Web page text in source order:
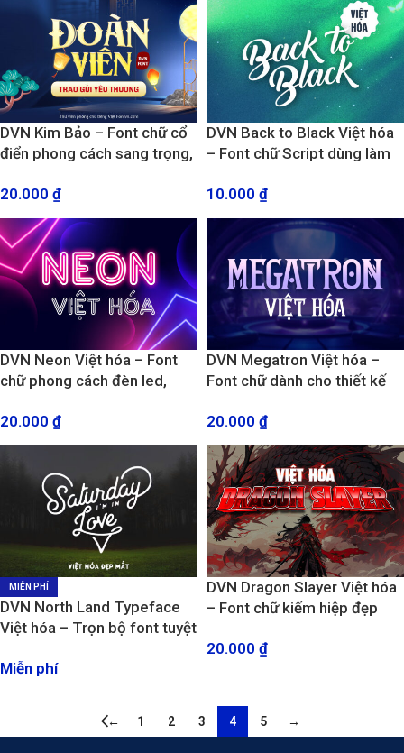
DVN Kim Bảo – Font chữ cổ
điển phong cách sang trọng,
20.000 ₫
DVN Back to Black Việt hóa
– Font chữ Script dùng làm
10.000 ₫
DVN Neon Việt hóa – Font
chữ phong cách đèn led,
20.000 ₫
DVN Megatron Việt hóa –
Font chữ dành cho thiết kế
20.000 ₫
MIỄN PHÍ
DVN North Land Typeface
Việt hóa – Trọn bộ font tuyệt
Logo phong cách xưa củ
Miễn phí
DVN Dragon Slayer Việt hóa
– Font chữ kiếm hiệp đẹp
20.000 ₫
← 1 2 3 4 5 →